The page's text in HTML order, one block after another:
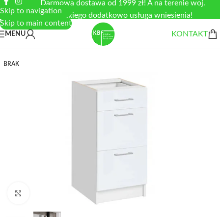
Skip to navigation
Skip to main content
Darmowa dostawa od 1999 zł! A na terenie woj.
łódzkiego dodatkowo usługa wniesienia!
MENU KONTAKT
BRAK
Zobacz duże zdjęcie